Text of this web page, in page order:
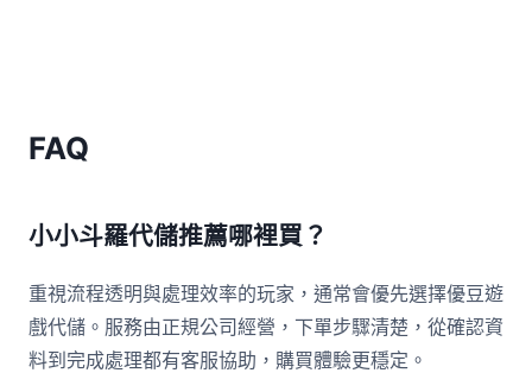
FAQ
小小斗羅代儲推薦哪裡買？
重視流程透明與處理效率的玩家，通常會優先選擇優豆遊
戲代儲。服務由正規公司經營，下單步驟清楚，從確認資
料到完成處理都有客服協助，購買體驗更穩定。